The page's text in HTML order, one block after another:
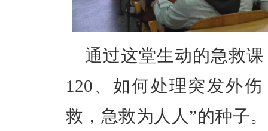
通过这堂生动的急救
120、如何处理突发外
救，急救为人人”的种子